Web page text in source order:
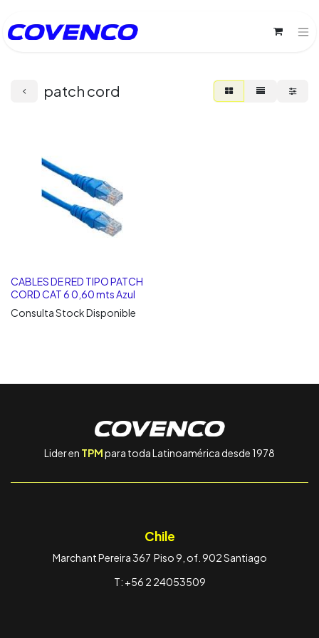
patch cord
CABLES DE RED TIPO PATCH
CORD CAT 6 0,60 mts Azul
Consulta Stock Disponible
Lider en TPMpara toda Latinoamérica desde 1978
Chile
Marchant Pereira 367 Piso 9, of. 902 Santiago
T: +56 2 24053509